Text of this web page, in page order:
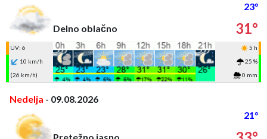
23°
Delno oblačno
31°
UV: 6
5 h
10 km/h
25 %
(26 km/h)
0 mm
Nedelja - 09.08.2026
21°